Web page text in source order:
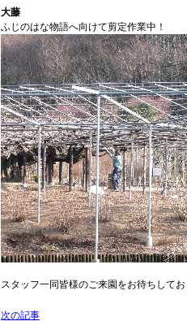
大藤
ふじのはな物語へ向けて剪定作業中！
スタッフ一同皆様のご来園をお待ちして
次の記事